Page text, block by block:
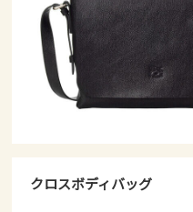
クロスボディバッグ